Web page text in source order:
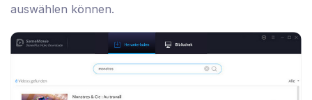
auswählen können.